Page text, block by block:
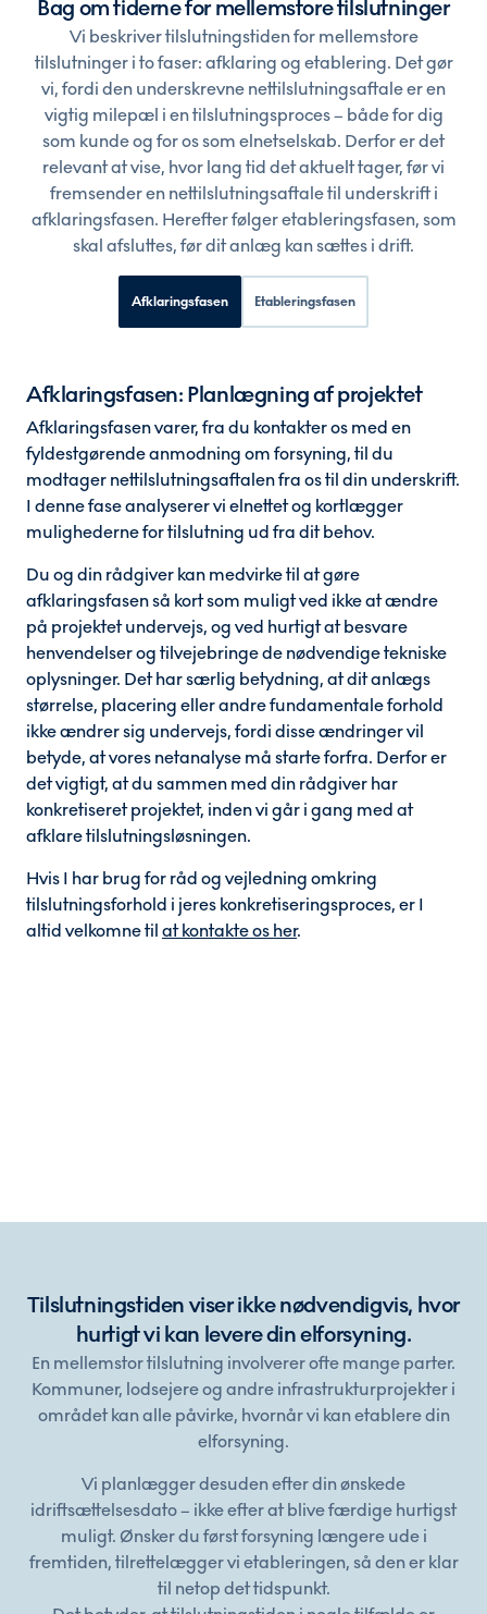
Bag om tiderne for mellemstore tilslutninger
Vi beskriver tilslutningstiden for mellemstore
tilslutninger i to faser: afklaring og etablering. Det gør
vi, fordi den underskrevne nettilslutningsaftale er en
vigtig milepæl i en tilslutningsproces – både for dig
som kunde og for os som elnetselskab. Derfor er det
relevant at vise, hvor lang tid det aktuelt tager, før vi
fremsender en nettilslutningsaftale til underskrift i
afklaringsfasen. Herefter følger etableringsfasen, som
skal afsluttes, før dit anlæg kan sættes i drift.
Afklaringsfasen Etableringsfasen
Afklaringsfasen: Planlægning af projektet
Afklaringsfasen varer, fra du kontakter os med en
fyldestgørende anmodning om forsyning, til du
modtager nettilslutningsaftalen fra os til din underskrift.
I denne fase analyserer vi elnettet og kortlægger
mulighederne for tilslutning ud fra dit behov.
Du og din rådgiver kan medvirke til at gøre
afklaringsfasen så kort som muligt ved ikke at ændre
på projektet undervejs, og ved hurtigt at besvare
henvendelser og tilvejebringe de nødvendige tekniske
oplysninger. Det har særlig betydning, at dit anlægs
størrelse, placering eller andre fundamentale forhold
ikke ændrer sig undervejs, fordi disse ændringer vil
betyde, at vores netanalyse må starte forfra. Derfor er
det vigtigt, at du sammen med din rådgiver har
konkretiseret projektet, inden vi går i gang med at
afklare tilslutningsløsningen.
Hvis I har brug for råd og vejledning omkring
tilslutningsforhold i jeres konkretiseringsproces, er I
altid velkomne til at kontakte os her.
Tilslutningstiden viser ikke nødvendigvis, hvor
hurtigt vi kan levere din elforsyning.
En mellemstor tilslutning involverer ofte mange parter.
Kommuner, lodsejere og andre infrastrukturprojekter i
området kan alle påvirke, hvornår vi kan etablere din
elforsyning.
Vi planlægger desuden efter din ønskede
idriftsættelsesdato – ikke efter at blive færdige hurtigst
muligt. Ønsker du først forsyning længere ude i
fremtiden, tilrettelægger vi etableringen, så den er klar
til netop det tidspunkt.